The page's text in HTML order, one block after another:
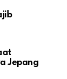
Jepang